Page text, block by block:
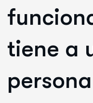
tiene a